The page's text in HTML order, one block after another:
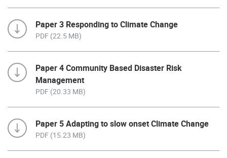
Paper 3 Responding to Climate Change
PDF (22.5 MB)
Paper 4 Community Based Disaster Risk
Management
PDF (20.33 MB)
Paper 5 Adapting to slow onset Climate Change
PDF (15.23 MB)